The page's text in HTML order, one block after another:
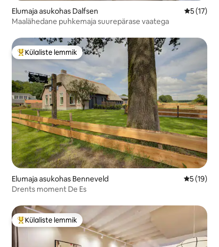
Elumaja asukohas Dalfsen
5 (17)
Maalähedane puhkemaja suurepärase vaatega
Külaliste suur lemmik
Külaliste lemmik
Elumaja asukohas Benneveld Keskmine
5 (19)
Drents moment De Es
Külaliste suur lemmik
Külaliste lemmik